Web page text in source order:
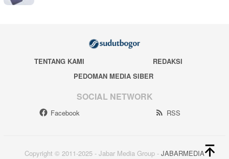
TENTANG KAMI
REDAKSI
PEDOMAN MEDIA SIBER
SOCIAL NETWORK
Facebook RSS
Copyright © 2011-2025 - Jabar Media Group - JABARMEDIA